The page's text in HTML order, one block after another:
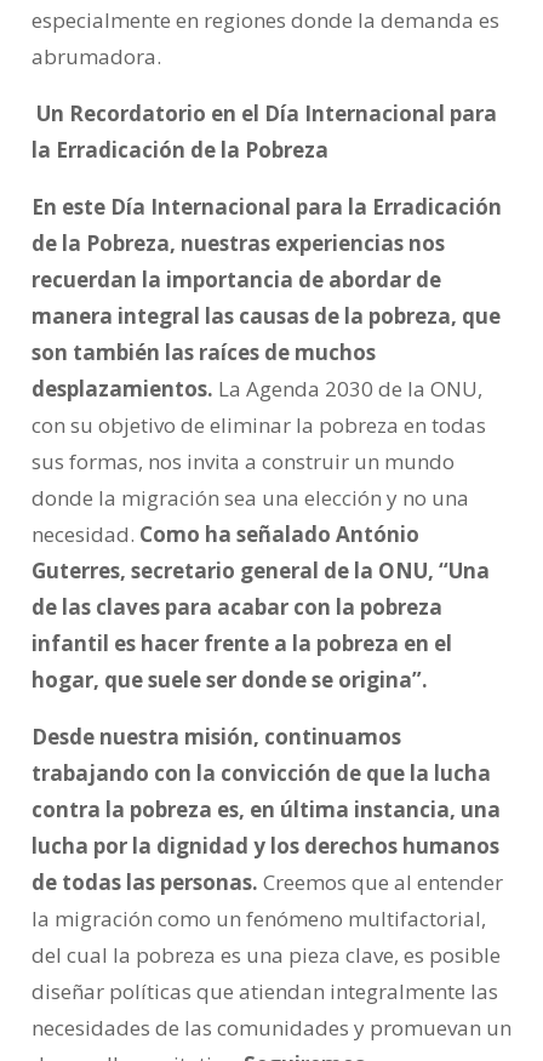
especialmente en regiones donde la demanda es
abrumadora.
Un Recordatorio en el Día Internacional para
la Erradicación de la Pobreza
En este Día Internacional para la Erradicación
de la Pobreza, nuestras experiencias nos
recuerdan la importancia de abordar de
manera integral las causas de la pobreza, que
son también las raíces de muchos
desplazamientos. La Agenda 2030 de la ONU,
con su objetivo de eliminar la pobreza en todas
sus formas, nos invita a construir un mundo
donde la migración sea una elección y no una
necesidad. Como ha señalado António
Guterres, secretario general de la ONU, “Una
de las claves para acabar con la pobreza
infantil es hacer frente a la pobreza en el
hogar, que suele ser donde se origina”.
Desde nuestra misión, continuamos
trabajando con la convicción de que la lucha
contra la pobreza es, en última instancia, una
lucha por la dignidad y los derechos humanos
de todas las personas. Creemos que al entender
la migración como un fenómeno multifactorial,
del cual la pobreza es una pieza clave, es posible
diseñar políticas que atiendan integralmente las
necesidades de las comunidades y promuevan un